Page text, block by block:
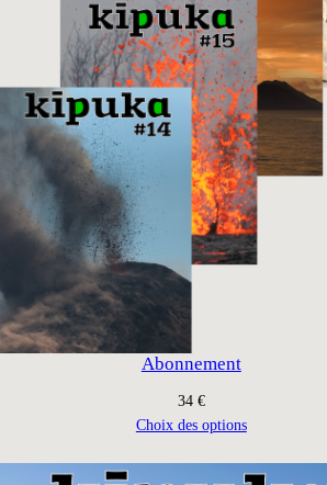
Abonnement
34 €
Choix des options